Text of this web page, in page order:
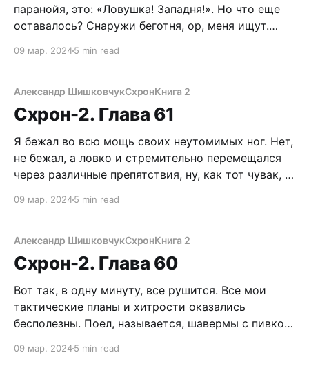
паранойя, это: «Ловушка! Западня!». Но что еще
оставалось? Снаружи беготня, ор, меня ищут.
если квартиры? Взведя курок револьвера, я
Интересно, с кем она живет? Так и не узнал ведь,
09 мар. 20245 min read
Александр ШишковчукСхронКнига 2
Схрон-2. Глава 61
Я бежал во всю мощь своих неутомимых ног. Нет,
не бежал, а ловко и стремительно перемещался
через различные препятствия, ну, как тот чувак, в
вонючей рыбой, уворачивался от крюков,
сетки, набитые все той же… правильно, чертовой
вонючей рыбой!
09 мар. 20245 min read
Александр ШишковчукСхронКнига 2
Схрон-2. Глава 60
Вот так, в одну минуту, все рушится. Все мои
тактические планы и хитрости оказались
бесполезны. Поел, называется, шавермы с пивком.
документы? Конечно, я бы не побежал в Схрон за
09 мар. 20245 min read